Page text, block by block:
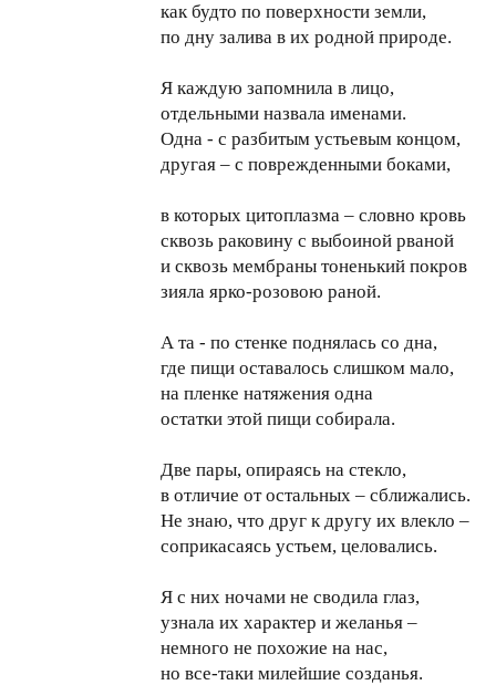
как будто по поверхности земли,
по дну залива в их родной природе.
Я каждую запомнила в лицо,
отдельными назвала именами.
Одна - с разбитым устьевым концом,
другая – с поврежденными боками,
в которых цитоплазма – словно кровь
сквозь раковину с выбоиной рваной
и сквозь мембраны тоненький покров
зияла ярко-розовою раной.
А та - по стенке поднялась со дна,
где пищи оставалось слишком мало,
на пленке натяжения одна
остатки этой пищи собирала.
Две пары, опираясь на стекло,
в отличие от остальных – сближались.
Не знаю, что друг к другу их влекло –
соприкасаясь устьем, целовались.
Я с них ночами не сводила глаз,
узнала их характер и желанья –
немного не похожие на нас,
но все-таки милейшие созданья.